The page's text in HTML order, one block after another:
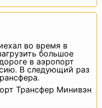
во время в
большое
в аэропорт
В следующий раз
Трансфер Минивэн
РФ;
и запросы
данных
Закона
данных;
орган
запросу этого
информацию
получения
образом
доступ